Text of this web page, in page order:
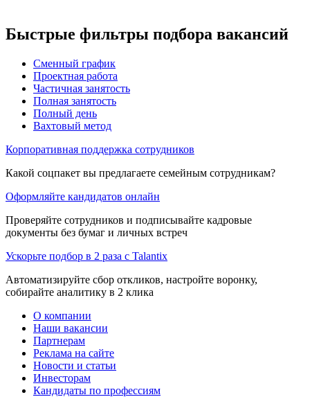
Быстрые фильтры подбора вакансий
Сменный график
Проектная работа
Частичная занятость
Полная занятость
Полный день
Вахтовый метод
Корпоративная поддержка сотрудников
Какой соцпакет вы предлагаете семейным сотрудникам?
Оформляйте кандидатов онлайн
Проверяйте сотрудников и подписывайте кадровые
документы без бумаг и личных встреч
Ускорьте подбор в 2 раза с Talantix
Автоматизируйте сбор откликов, настройте воронку,
собирайте аналитику в 2 клика
О компании
Наши вакансии
Партнерам
Реклама на сайте
Новости и статьи
Инвесторам
Кандидаты по профессиям